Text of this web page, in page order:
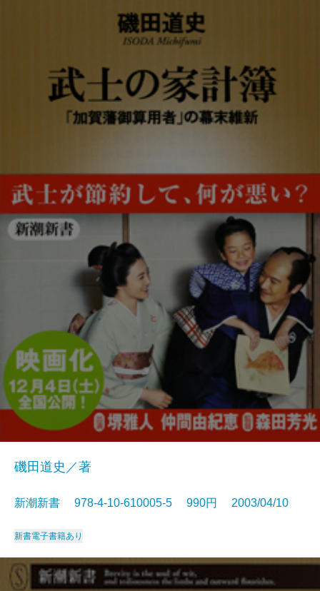
磯田道史／著
新潮新書 978-4-10-610005-5 990円 2003/04/10
新書電子書籍あり